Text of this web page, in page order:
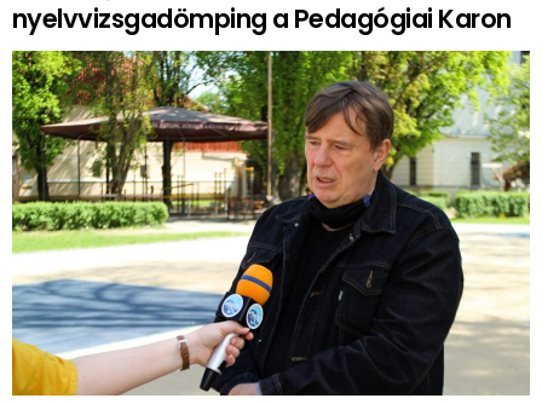
nyelvvizsgadömping a Pedagógiai Karon